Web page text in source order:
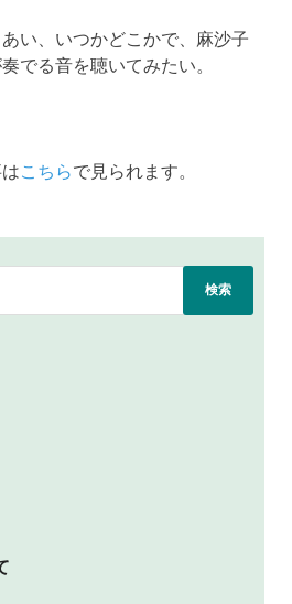
い、いつかどこかで、麻沙子
でる音を聴いてみたい。
こちらで見られます。